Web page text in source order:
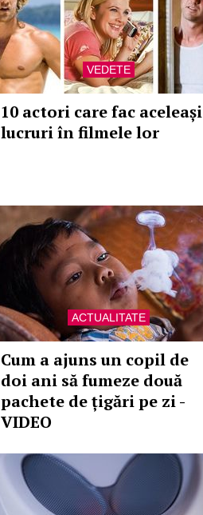
VEDETE
10 actori care fac aceleași
lucruri în filmele lor
ACTUALITATE
Cum a ajuns un copil de
doi ani să fumeze două
pachete de țigări pe zi -
VIDEO